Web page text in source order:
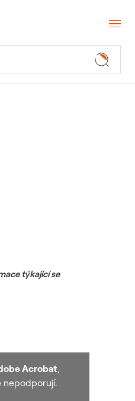
týkající se
Acrobat,
nepodporují.